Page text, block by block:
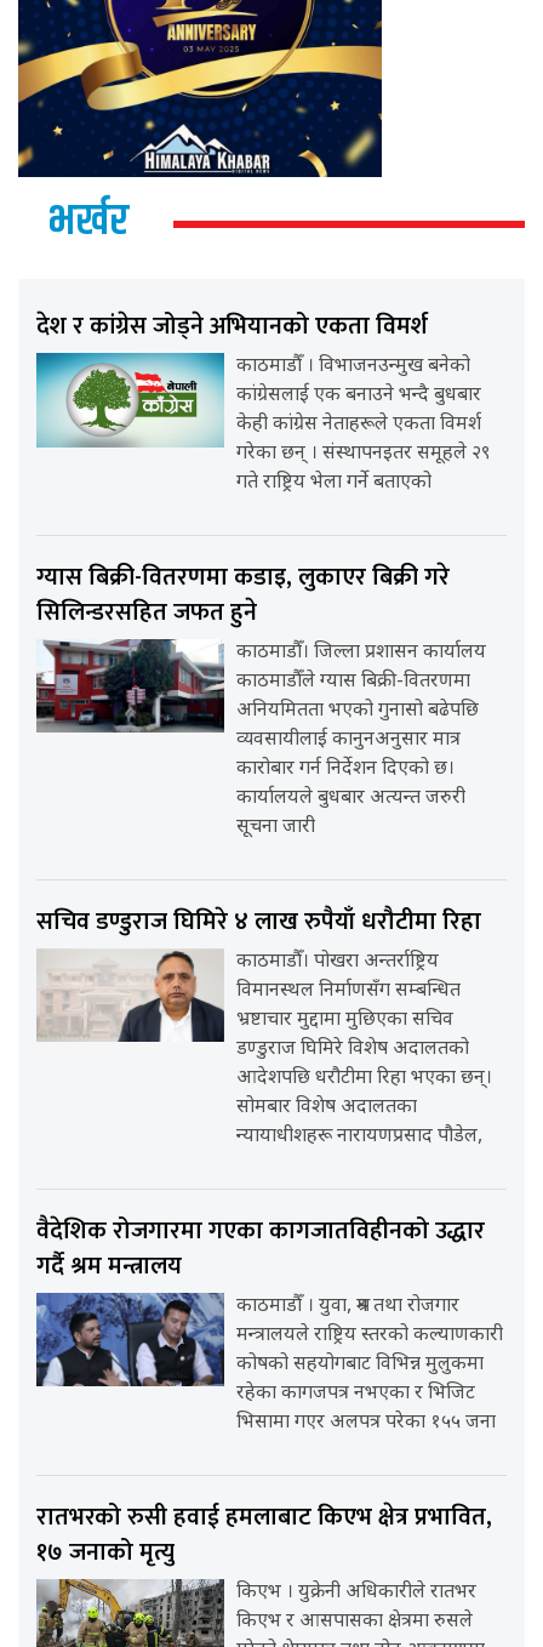
भर्खर
देश र कांग्रेस जोड्ने अभियानको एकता विमर्श
काठमाडौँ । विभाजनउन्मुख बनेको
कांग्रेसलाई एक बनाउने भन्दै बुधबार
केही कांग्रेस नेताहरूले एकता विमर्श
गरेका छन् । संस्थापनइतर समूहले २९
गते राष्ट्रिय भेला गर्ने बताएको
ग्यास बिक्री-वितरणमा कडाइ, लुकाएर बिक्री गरे
सिलिन्डरसहित जफत हुने
काठमाडौँ। जिल्ला प्रशासन कार्यालय
काठमाडौँले ग्यास बिक्री-वितरणमा
अनियमितता भएको गुनासो बढेपछि
व्यवसायीलाई कानुनअनुसार मात्र
कारोबार गर्न निर्देशन दिएको छ।
कार्यालयले बुधबार अत्यन्त जरुरी
सूचना जारी
सचिव डण्डुराज घिमिरे ४ लाख रुपैयाँ धरौटीमा रिहा
काठमाडौँ। पोखरा अन्तर्राष्ट्रिय
विमानस्थल निर्माणसँग सम्बन्धित
भ्रष्टाचार मुद्दामा मुछिएका सचिव
डण्डुराज घिमिरे विशेष अदालतको
आदेशपछि धरौटीमा रिहा भएका छन्।
सोमबार विशेष अदालतका
न्यायाधीशहरू नारायणप्रसाद पौडेल,
वैदेशिक रोजगारमा गएका कागजातविहीनको उद्धार
गर्दै श्रम मन्त्रालय
काठमाडौँ । युवा, श्रम तथा रोजगार
मन्त्रालयले राष्ट्रिय स्तरको कल्याणकारी
कोषको सहयोगबाट विभिन्न मुलुकमा
रहेका कागजपत्र नभएका र भिजिट
भिसामा गएर अलपत्र परेका १५५ जना
रातभरको रुसी हवाई हमलाबाट किएभ क्षेत्र प्रभावित,
१७ जनाको मृत्यु
किएभ । युक्रेनी अधिकारीले रातभर
किएभ र आसपासका क्षेत्रमा रुसले